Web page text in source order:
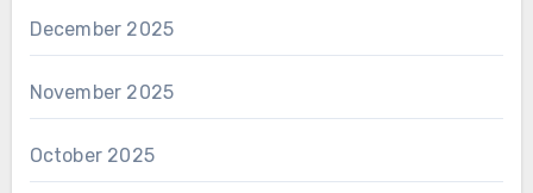
December 2025
November 2025
October 2025